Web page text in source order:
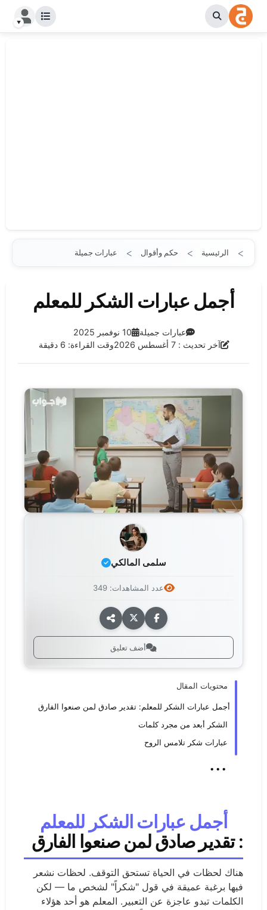
عبارات جميلة حكم وأقوال الرئيسية
أجمل عبارات الشكر للمعلم
الفئة:عبارات جميلةتاريخ النشر:
10 نوفمبر 2025
آخر تحديث:
آخر تحديث : 7 أغسطس 2026 وقت القراءة: 6 دقيقة
سلمى المالكي
عدد المشاهدات: 349
أضف تعليق
محتويات المقال
أجمل عبارات الشكر للمعلم: تقدير صادق لمن صنعوا الفارق
الشكر أبعد من مجرد كلمات
عبارات شكر تلامس الروح
...
أجمل عبارات الشكر للمعلم
: تقدير صادق لمن صنعوا الفارق
هناك لحظات في الحياة تستحق التوقف. لحظات نشعر
فيها برغبة عميقة في قول "شكراً" لشخص ما — لكن
الكلمات تبدو عاجزة عن التعبير. المعلم هو أحد هؤلاء